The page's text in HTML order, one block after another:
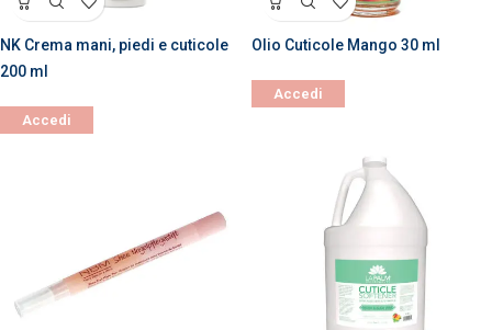
NK Crema mani, piedi e cuticole
200 ml
Accedi
Olio Cuticole Mango 30 ml
Accedi